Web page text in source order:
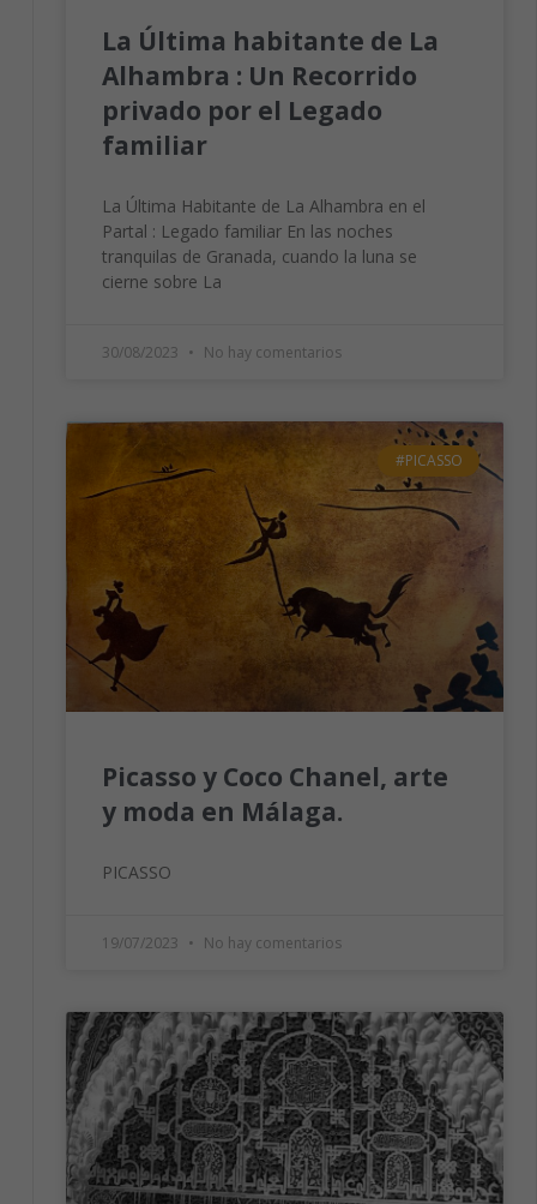
La Última habitante de La
Alhambra : Un Recorrido
privado por el Legado
familiar
La Última Habitante de La Alhambra en el
Partal : Legado familiar En las noches
tranquilas de Granada, cuando la luna se
cierne sobre La
30/08/2023 No hay comentarios
#PICASSO
Picasso y Coco Chanel, arte
y moda en Málaga.
PICASSO
19/07/2023 No hay comentarios